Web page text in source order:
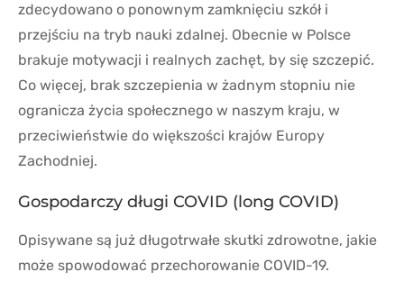
zdecydowano o ponownym zamknięciu szkół i
przejściu na tryb nauki zdalnej. Obecnie w Polsce
brakuje motywacji i realnych zachęt, by się szczepić.
Co więcej, brak szczepienia w żadnym stopniu nie
ogranicza życia społecznego w naszym kraju, w
przeciwieństwie do większości krajów Europy
Zachodniej.
Gospodarczy długi COVID (long COVID)
Opisywane są już długotrwałe skutki zdrowotne, jakie
może spowodować przechorowanie COVID-19.